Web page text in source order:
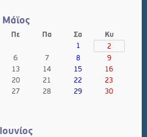
Μάϊος
Πε Πα Σα
Κυ
1
2
6 7 8
9
13 14 15
16
20 21 22
23
27 28 29
30
Ιουνίος